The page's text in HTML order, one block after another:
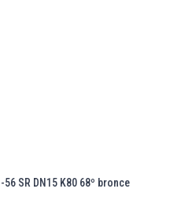
SR DN15 K80 68º bronce